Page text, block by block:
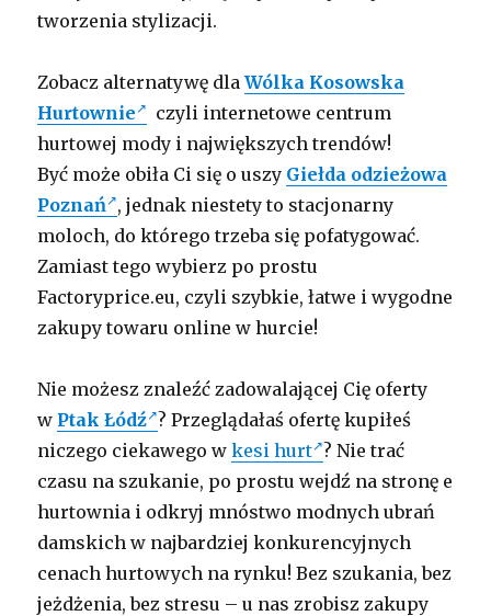
tworzenia stylizacji.
Zobacz alternatywę dlaWólka Kosowska
Hurtownie
czyli internetowe centrum
hurtowej mody i największych trendów!
Być może obiła Ci się o uszy Giełda odzieżowa
Poznań , jednak niestety to stacjonarny
moloch, do którego trzeba się pofatygować.
Zamiast tego wybierz po prostu
Factoryprice.eu, czyli szybkie, łatwe i wygodne
zakupy towaru online w hurcie!
Nie możesz znaleźć zadowalającej Cię oferty
w Ptak Łódź ? Przeglądałaś ofertę kupiłeś
niczego ciekawego wkesi hurt ? Nie trać
czasu na szukanie, po prostu wejdź na stronę e
hurtownia i odkryj mnóstwo modnych ubrań
damskich w najbardziej konkurencyjnych
cenach hurtowych na rynku! Bez szukania, bez
jeżdżenia, bez stresu – u nas zrobisz zakupy